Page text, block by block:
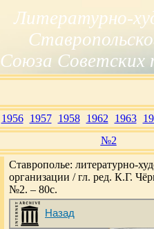
Литературно-
Союза Советских
1956 1957 1958 1962 1963
№2
Ставрополье: литературно-
организации / гл. ред. К.Г.
№2. – 80с.